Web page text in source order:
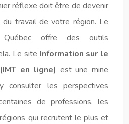
réflexe doit être de devenir
du travail de votre région. Le
Québec offre des outils
Le site Information sur le
en ligne) est une mine
consulter les perspectives
de professions, les
qui recrutent le plus et